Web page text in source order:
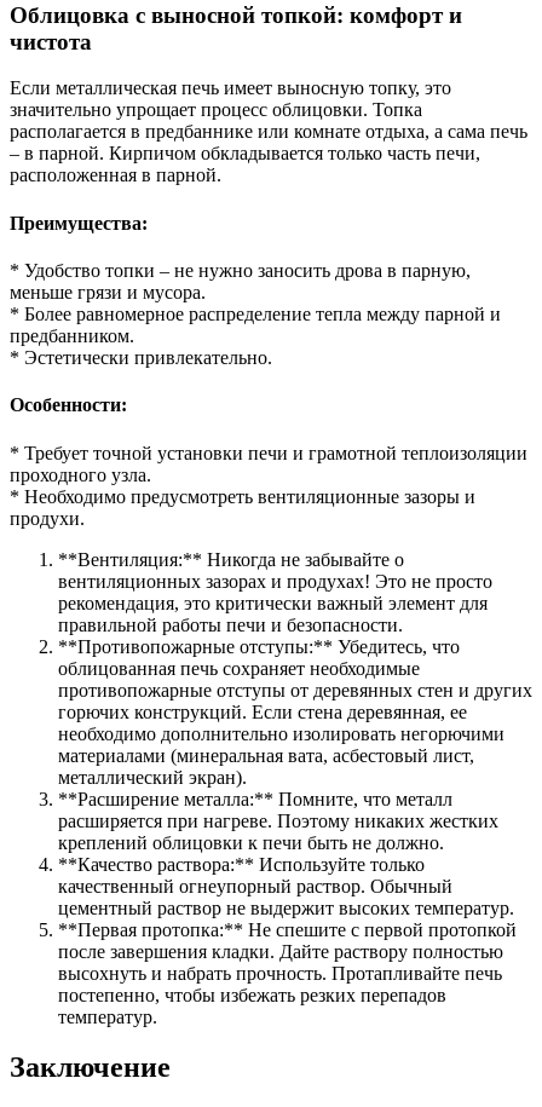
Облицовка с выносной топкой: комфорт и
чистота
Если металлическая печь имеет выносную топку, это
значительно упрощает процесс облицовки. Топка
располагается в предбаннике или комнате отдыха, а сама печь
– в парной. Кирпичом обкладывается только часть печи,
расположенная в парной.
Преимущества:
* Удобство топки – не нужно заносить дрова в парную,
меньше грязи и мусора.
* Более равномерное распределение тепла между парной и
предбанником.
* Эстетически привлекательно.
Особенности:
* Требует точной установки печи и грамотной теплоизоляции
проходного узла.
* Необходимо предусмотреть вентиляционные зазоры и
продухи.
**Вентиляция:** Никогда не забывайте о
вентиляционных зазорах и продухах! Это не просто
рекомендация, это критически важный элемент для
правильной работы печи и безопасности.
**Противопожарные отступы:** Убедитесь, что
облицованная печь сохраняет необходимые
противопожарные отступы от деревянных стен и других
горючих конструкций. Если стена деревянная, ее
необходимо дополнительно изолировать негорючими
материалами (минеральная вата, асбестовый лист,
металлический экран).
**Расширение металла:** Помните, что металл
расширяется при нагреве. Поэтому никаких жестких
креплений облицовки к печи быть не должно.
**Качество раствора:** Используйте только
качественный огнеупорный раствор. Обычный
цементный раствор не выдержит высоких температур.
**Первая протопка:** Не спешите с первой протопкой
после завершения кладки. Дайте раствору полностью
высохнуть и набрать прочность. Протапливайте печь
постепенно, чтобы избежать резких перепадов
температур.
Заключение